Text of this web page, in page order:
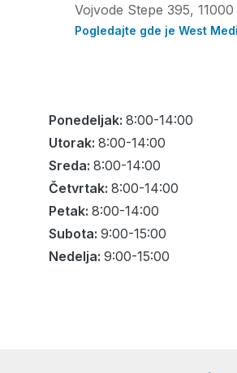
Vojvode Stepe 395,
Pogledajte gde je West
Ponedeljak: 8:00-14:00
Utorak: 8:00-14:00
Sreda: 8:00-14:00
Četvrtak: 8:00-14:00
Petak: 8:00-14:00
Subota: 9:00-15:00
Nedelja: 9:00-15:00